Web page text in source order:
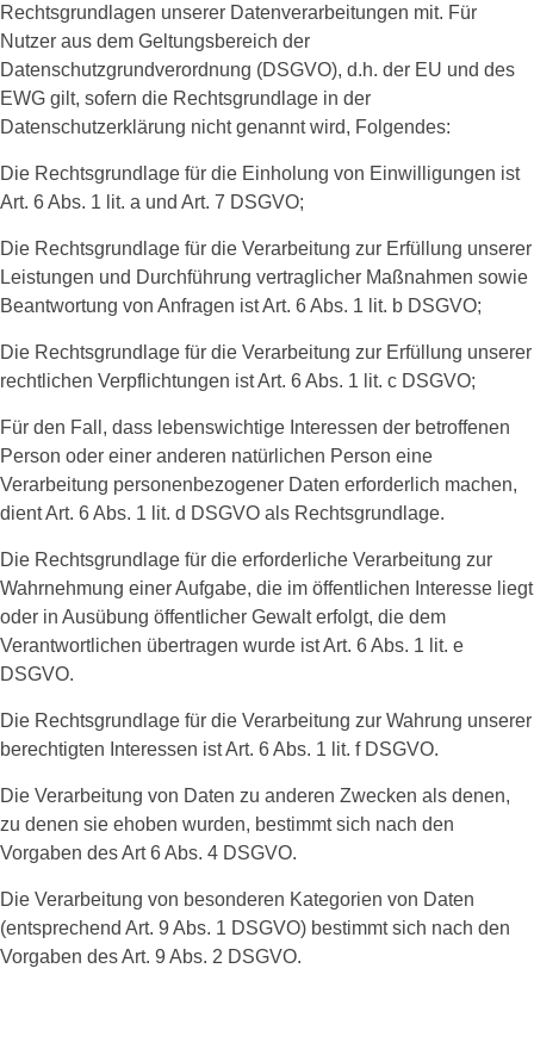
Rechtsgrundlagen unserer Datenverarbeitungen mit. Für
Nutzer aus dem Geltungsbereich der
Datenschutzgrundverordnung (DSGVO), d.h. der EU und des
EWG gilt, sofern die Rechtsgrundlage in der
Datenschutzerklärung nicht genannt wird, Folgendes:
Die Rechtsgrundlage für die Einholung von Einwilligungen ist
Art. 6 Abs. 1 lit. a und Art. 7 DSGVO;
Die Rechtsgrundlage für die Verarbeitung zur Erfüllung unserer
Leistungen und Durchführung vertraglicher Maßnahmen sowie
Beantwortung von Anfragen ist Art. 6 Abs. 1 lit. b DSGVO;
Die Rechtsgrundlage für die Verarbeitung zur Erfüllung unserer
rechtlichen Verpflichtungen ist Art. 6 Abs. 1 lit. c DSGVO;
Für den Fall, dass lebenswichtige Interessen der betroffenen
Person oder einer anderen natürlichen Person eine
Verarbeitung personenbezogener Daten erforderlich machen,
dient Art. 6 Abs. 1 lit. d DSGVO als Rechtsgrundlage.
Die Rechtsgrundlage für die erforderliche Verarbeitung zur
Wahrnehmung einer Aufgabe, die im öffentlichen Interesse liegt
oder in Ausübung öffentlicher Gewalt erfolgt, die dem
Verantwortlichen übertragen wurde ist Art. 6 Abs. 1 lit. e
DSGVO.
Die Rechtsgrundlage für die Verarbeitung zur Wahrung unserer
berechtigten Interessen ist Art. 6 Abs. 1 lit. f DSGVO.
Die Verarbeitung von Daten zu anderen Zwecken als denen,
zu denen sie ehoben wurden, bestimmt sich nach den
Vorgaben des Art 6 Abs. 4 DSGVO.
Die Verarbeitung von besonderen Kategorien von Daten
(entsprechend Art. 9 Abs. 1 DSGVO) bestimmt sich nach den
Vorgaben des Art. 9 Abs. 2 DSGVO.